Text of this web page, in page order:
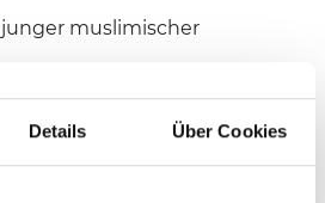
Details Über Cookies
muslimischer